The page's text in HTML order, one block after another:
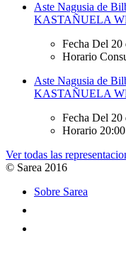
Aste Nagusia de
KASTAÑUELA
Fecha Del 20
Horario
Aste Nagusia de
KASTAÑUELA
Fecha Del 20
Horario 20:00
Ver todas las
© Sarea 2016
Sobre Sarea